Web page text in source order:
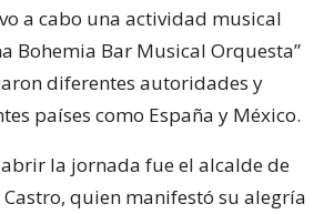
a cabo una actividad musical
Bohemia Bar Musical Orquesta”
diferentes autoridades y
países como España y México.
la jornada fue el alcalde de
quien manifestó su alegría